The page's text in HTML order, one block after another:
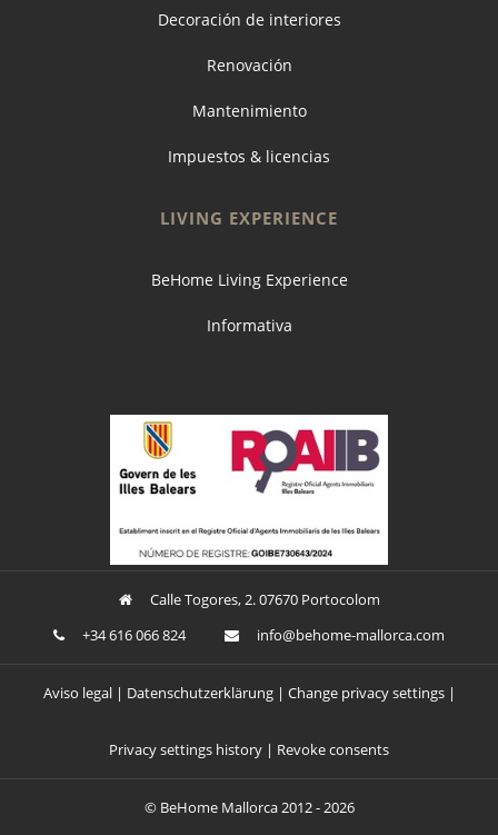
Decoración de interiores
Renovación
Mantenimiento
Impuestos & licencias
LIVING EXPERIENCE
BeHome Living Experience
Informativa
Calle Togores, 2. 07670 Portocolom
+34 616 066 824
moc.a
croll
am-em
oheb@
ofni
Aviso legal Datenschutzerklärung Change privacy settings
Privacy settings history Revoke consents
© BeHome Mallorca2012 - 2026